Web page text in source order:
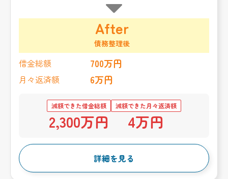
After
債務整理後
借金総額 700万円
月々返済額 6万円
減額できた借金総額
2,300万円
減額できた月々返済額
4万円
詳細を見る